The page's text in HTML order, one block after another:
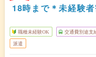
18時まで＊未経験
職種未経験OK 交通費別途支
派遣